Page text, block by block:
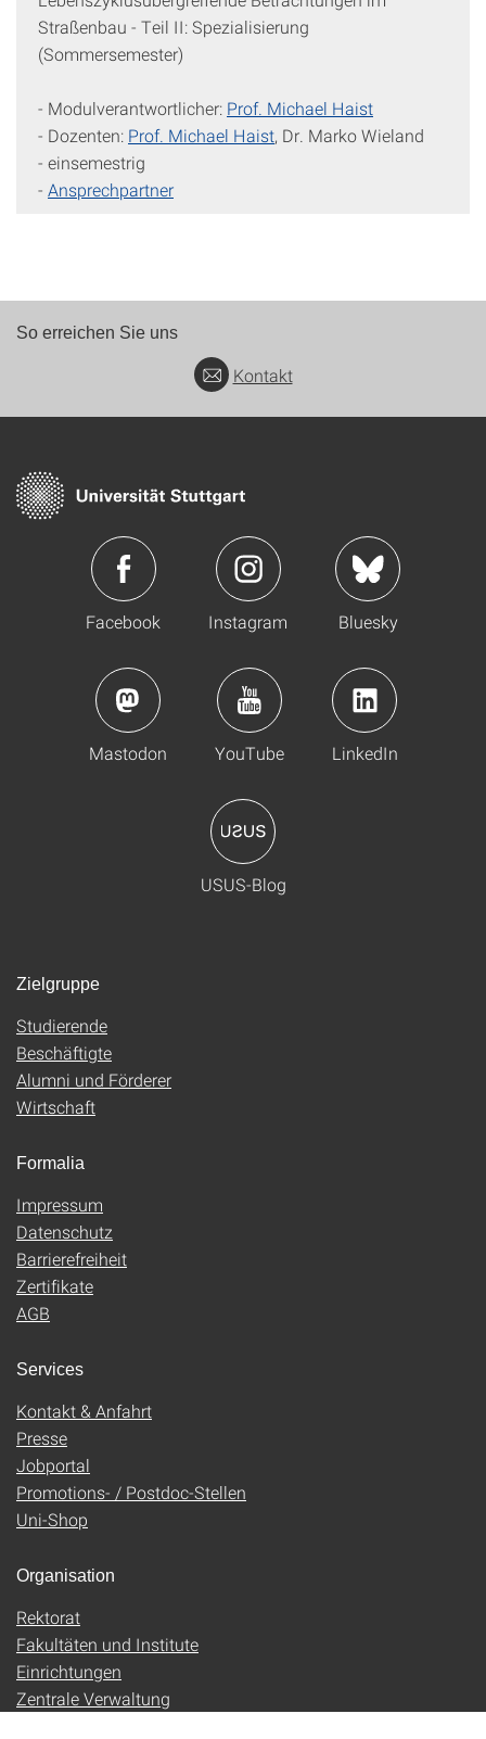
Straßenbau - Teil II: Spezialisierung
(Sommersemester)
- Modulverantwortlicher: Prof. Michael Haist
- Dozenten: Prof. Michael Haist, Dr. Marko Wieland
- einsemestrig
- Ansprechpartner
So erreichen Sie uns
Kontakt
Facebook Instagram Bluesky
Mastodon YouTube LinkedIn
USUS-Blog
Zielgruppe
Studierende
Beschäftigte
Alumni und Förderer
Wirtschaft
Formalia
Impressum
Datenschutz
Barrierefreiheit
Zertifikate
AGB
Services
Kontakt & Anfahrt
Presse
Jobportal
Promotions- / Postdoc-Stellen
Uni-Shop
Organisation
Rektorat
Fakultäten und Institute
Einrichtungen
Zentrale Verwaltung